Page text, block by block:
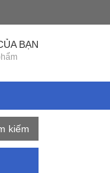
BẠN
kiếm